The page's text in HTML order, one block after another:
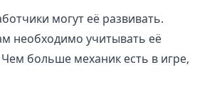
могут её развивать.
необходимо учитывать её
Чем больше механик есть в игре,